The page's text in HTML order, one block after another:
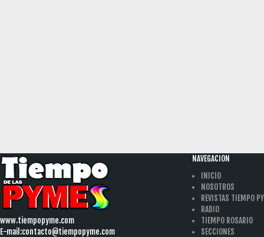
www.tiempopyme.com
E-mail:contacto@tiempopyme.com
NAVEGACION
INICIO
NOSOTROS
REVISTAS TIEMPO
RADIO
TIEMPO ROSARIO
SECCIONES